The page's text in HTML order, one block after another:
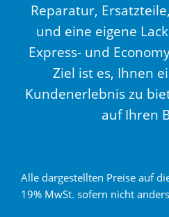
Reparatur,
und eine eigene
Express- und
Ziel ist es, Ihnen
Kundenerlebnis zu
auf Ihren
Alle dargestellten Preise auf
19% MwSt. sofern nicht